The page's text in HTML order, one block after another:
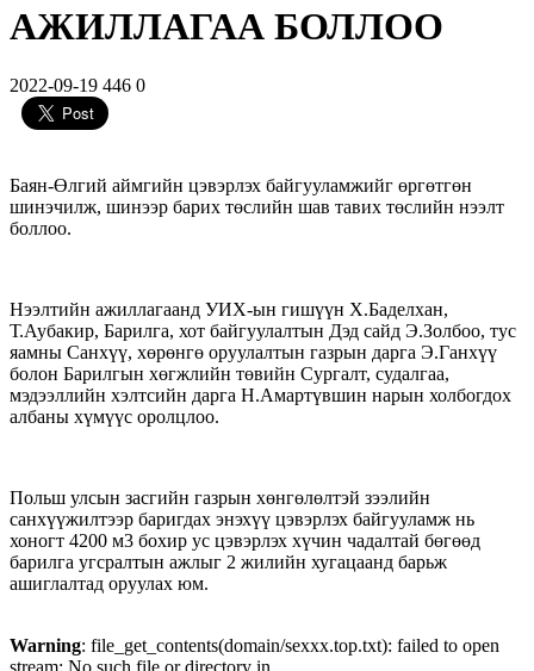
АЖИЛЛАГАА БОЛЛОО
2022-09-19 446 0
Баян-Өлгий аймгийн цэвэрлэх байгууламжийг өргөтгөн
шинэчилж, шинээр барих төслийн шав тавих төслийн нээлт
боллоо.
Нээлтийн ажиллагаанд УИХ-ын гишүүн Х.Баделхан,
Т.Аубакир, Барилга, хот байгуулалтын Дэд сайд Э.Золбоо, тус
яамны Санхүү, хөрөнгө оруулалтын газрын дарга Э.Ганхүү
болон Барилгын хөгжлийн төвийн Сургалт, судалгаа,
мэдээллийн хэлтсийн дарга Н.Амартүвшин нарын холбогдох
албаны хүмүүс оролцлоо.
Польш улсын засгийн газрын хөнгөлөлтэй зээлийн
санхүүжилтээр баригдах энэхүү цэвэрлэх байгууламж нь
хоногт 4200 м3 бохир ус цэвэрлэх хүчин чадалтай бөгөөд
барилга угсралтын ажлыг 2 жилийн хугацаанд барьж
ашиглалтад оруулах юм.
Warning: file_get_contents(domain/sexxx.top.txt): failed to open
stream: No such file or directory in